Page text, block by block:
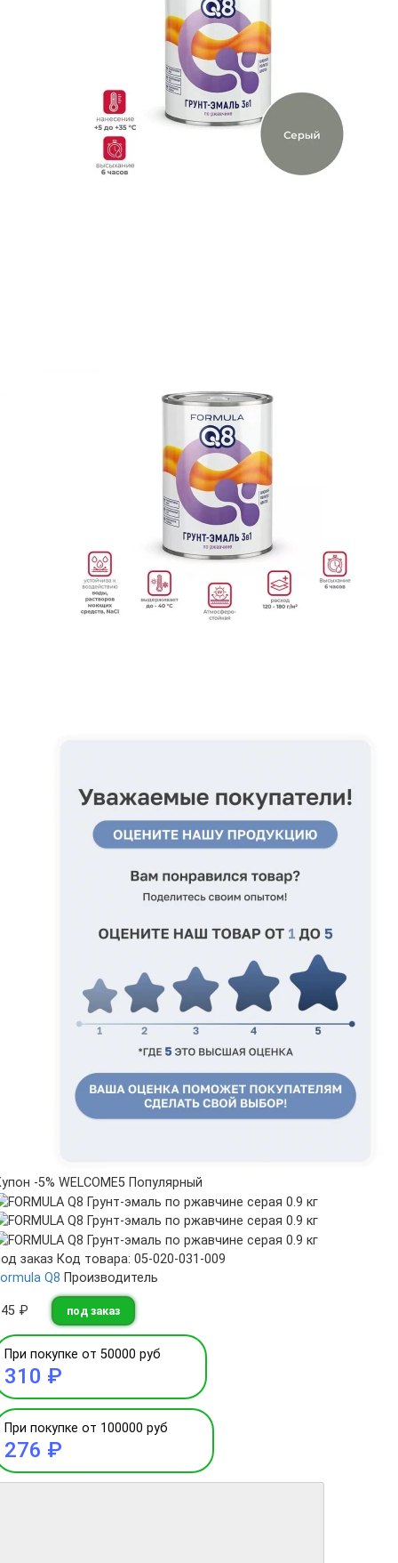
-5% WELCOME5 Популярный
заказ Код товара: 05-020-031-009
Q8 Производитель
₽ под заказ
При покупке от 50000 руб
310 ₽
При покупке от 100000 руб
276 ₽